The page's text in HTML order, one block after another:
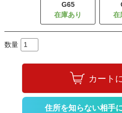
G65
カート
住所を知らない相手